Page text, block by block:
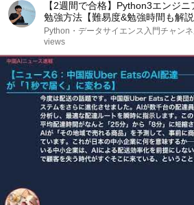
【2週間で合格】Python3エンジ
勉強方法【難易度&勉強時間も解説
Python・データサイエンス入門チャン
views